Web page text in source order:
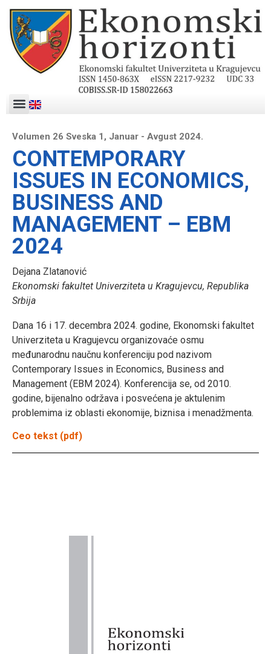
Volumen 26 Sveska 1, Januar - Avgust 2024.
CONTEMPORARY
ISSUES IN ECONOMICS,
BUSINESS AND
MANAGEMENT – EBM
2024
Dejana Zlatanović
Ekonomski fakultet Univerziteta u Kragujevcu, Republika
Srbija
Dana 16 i 17. decembra 2024. godine, Ekonomski fakultet
Univerziteta u Kragujevcu organizovaće osmu
međunarodnu naučnu konferenciju pod nazivom
Contemporary Issues in Economics, Business and
Management (EBM 2024). Konferencija se, od 2010.
godine, bijenalno održava i posvećena je aktulenim
problemima iz oblasti ekonomije, biznisa i menadžmenta.
Ceo tekst (pdf)